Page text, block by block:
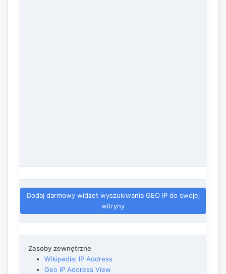
Dodaj darmowy widżet wyszukiwania GEO IP do swojej
witryny
Zasoby zewnętrzne
Wikipedia: IP Address
Geo IP Address View